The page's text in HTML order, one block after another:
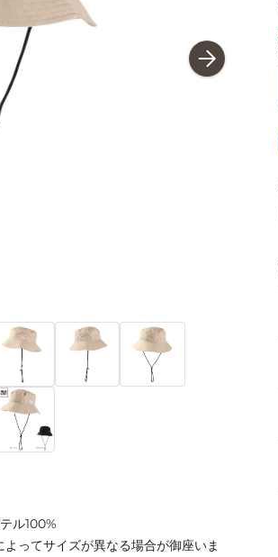
ル100%
ってサイズが異なる場合が御座いま